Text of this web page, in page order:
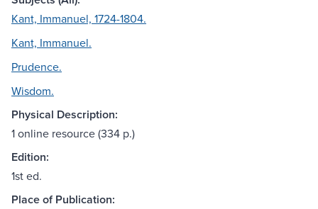
Kant, Immanuel, 1724-1804.
Kant, Immanuel.
Prudence.
Wisdom.
Physical Description:
1 online resource (334 p.)
Edition:
1st ed.
Place of Publication: